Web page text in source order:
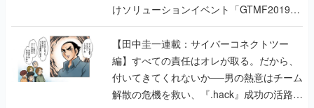
けソリューションイベント「GTMF2019」
に行って、より理解を深めよう【PR】
【田中圭一連載：サイバーコネクトツー
編】すべての責任はオレが取る。だから、
付いてきてくれないか──男の熱意はチーム
解散の危機を救い、『.hack』成功の活路を